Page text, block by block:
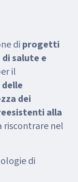
di progetti
salute e
il
dei
alla
riscontrare nel
di